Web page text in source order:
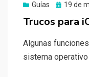
Guías
Publicado
19 de
Trucos para
Algunas
sistema operativo